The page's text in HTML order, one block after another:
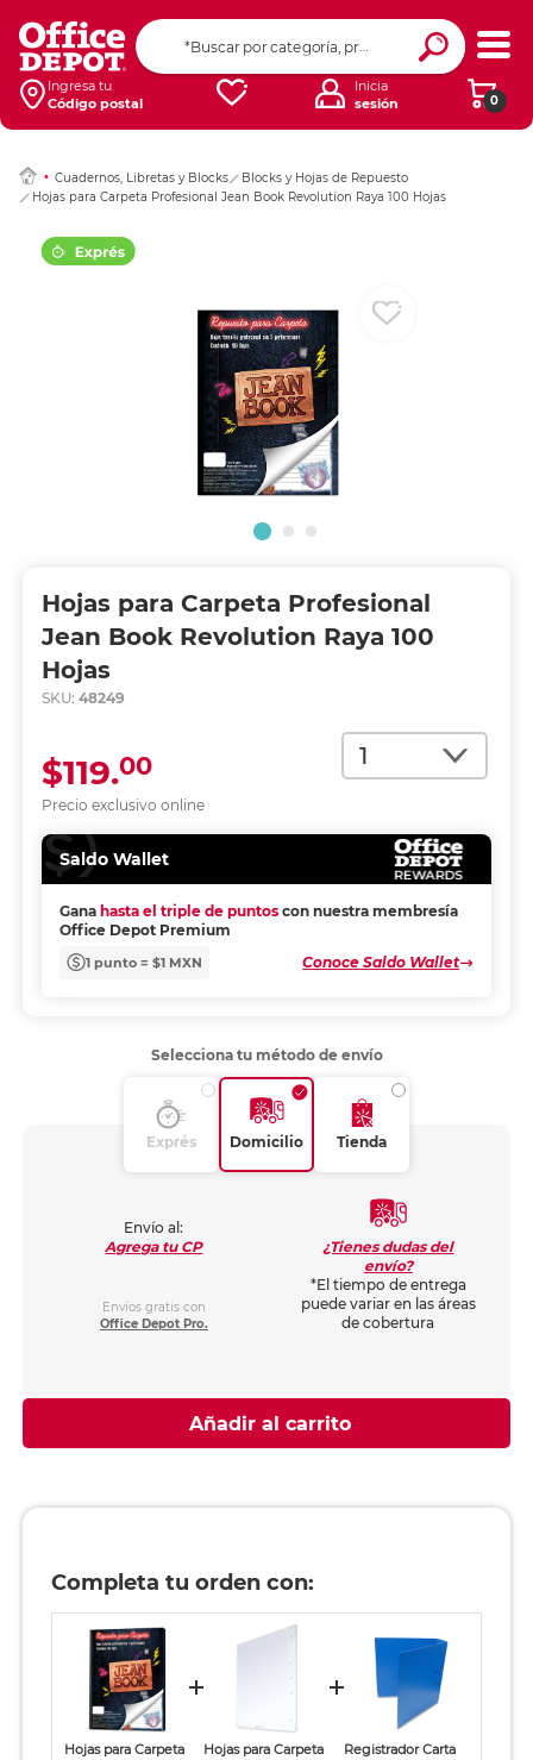
Ingresa tu
Código postal
0
Inicia
sesión
Cuadernos, Libretas y Blocks
Blocks y Hojas de Repuesto
Hojas para Carpeta Profesional Jean Book Revolution Raya 100 Hojas
Hojas para Carpeta Profesional
Jean Book Revolution Raya 100
Hojas
SKU: 48249
Cantidad
Precio exclusivo online
$119.00
Saldo Wallet
Gana hasta el triple de puntos con nuestra membresía
Office Depot Premium
1 punto = $1 MXN Conoce Saldo Wallet
Ingresar Codigo
Selecciona tu método de envío
Exprés Domicilio Tienda
Envío al:
Agrega tu CP
Envíos gratis con
Office Depot Pro.
¿Tienes dudas del
envío?
*El tiempo de entrega
puede variar en las áreas
de cobertura
Añadir al carrito
Completa tu orden con:
Hojas para Carpeta
Hojas para Carpeta
Registrador Carta